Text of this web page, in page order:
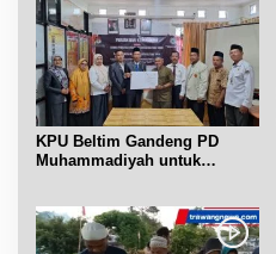
KPU Beltim Gandeng PD
Muhammadiyah untuk